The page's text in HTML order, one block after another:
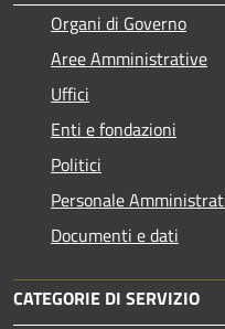
Organi di Governo
Aree Amministrative
Uffici
Enti e fondazioni
Politici
Personale
Documenti e dati
CATEGORIE DI SERVIZIO